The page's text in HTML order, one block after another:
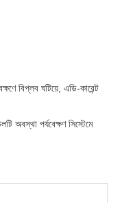
বিপ্লব ঘটিয়ে, এডি-কারেন্ট
পর্যবেক্ষণ সিস্টেমে